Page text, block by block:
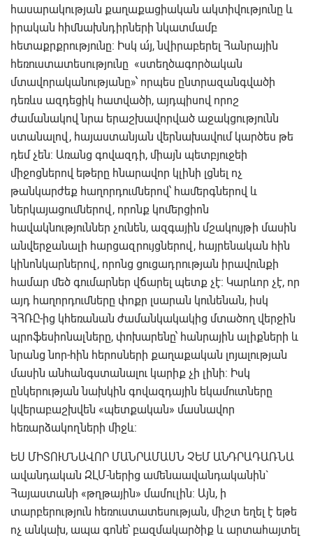
հասարակության քաղաքացիական ակտիվությունը և
իրական հիմնախնդիրների նկատմամբ
հետաքրքրությունը: Իսկ ա՛յ, նվիրաբերել Հանրային
հեռուստատեսությունը «ստեղծագործական
մտավորականությանը»՝ որպես ընտրազանգվածի
դեռևս ազդեցիկ հատվածի, այդպիսով որոշ
ժամանակով նրա երաշխավորված աջակցությունն
ստանալով, հայաստանյան վերնախավում կարծես թե
դեմ չեն: Առանց գովազդի, միայն պետբյուջեի
միջոցներով եթերը հնարավոր կլինի լցնել ոչ
թանկարժեք հաղորդումներով՝ համերգներով և
ներկայացումներով, որոնք կոմերցիոն
հավակնություններ չունեն, ազգային մշակույթի մասին
անվերջանալի հարցազրույցներով, հայրենական հին
կինոնկարներով, որոնց ցուցադրության իրավունքի
համար մեծ գումարներ վճարել պետք չէ: Կարևոր չէ, որ
այդ հաղորդումները փոքր լսարան կունենան, իսկ
ՀՀՌԸ-ից կհեռանան ժամանկակակից մտածող վերջին
պրոֆեսիոնալները, փոխարենը՝ հանրային ալիքների և
նրանց նոր-հին հերոսների քաղաքական լոյալության
մասին անհանգստանալու կարիք չի լինի: Իսկ
ընկերության նախկին գովազդային եկամուտները
կվերաբաշխվեն «պետքական» մասնավոր
հեռարձակողների միջև:
ԵՍ ՄԻՏՈՒՄՆԱՎՈՐ ՄԱՆՐԱՄԱՍՆ ՉԵՄ ԱՆԴՐԱԴԱՌՆԱ
ավանդական ԶԼՄ-ներից ամենաավանդականին`
Հայաստանի «թղթային» մամուլին: Այն, ի
տարբերություն հեռուստատեսության, միշտ եղել է եթե
ոչ անկախ, ապա գոնե՝ բազմակարծիք և արտահայտել